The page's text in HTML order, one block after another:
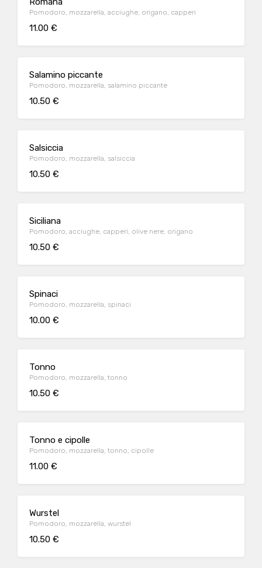
Pomodoro, mozzarella, acciughe, origano, capperi
11.00 €
Salamino piccante
Pomodoro, mozzarella, salamino piccante
10.50 €
Salsiccia
Pomodoro, mozzarella, salsiccia
10.50 €
Siciliana
Pomodoro, acciughe, capperi, olive nere, origano
10.50 €
Spinaci
Pomodoro, mozzarella, spinaci
10.00 €
Tonno
Pomodoro, mozzarella, tonno
10.50 €
Tonno e cipolle
Pomodoro, mozzarella, tonno, cipolle
11.00 €
Wurstel
Pomodoro, mozzarella, wurstel
10.50 €